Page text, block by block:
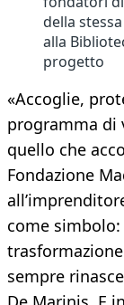
della
alla
progetto
«Accoglie,
programma di
quello che
Fondazione
come
sempre